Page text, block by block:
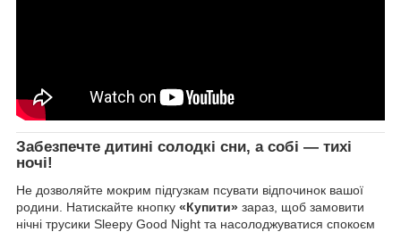
Забезпечте дитині солодкі сни, а собі — тихі
ночі!
Не дозволяйте мокрим підгузкам псувати відпочинок вашої
родини. Натискайте кнопку «Купити» зараз, щоб замовити
нічні трусики Sleepy Good Night та насолоджуватися спокоєм